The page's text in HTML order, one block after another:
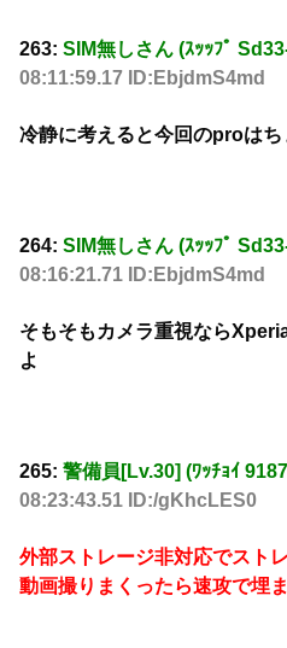
263: SIM無しさん (ｽｯｯﾌﾟ
08:11:59.17 ID:EbjdmS4md
冷静に考えると今回のproは
264: SIM無しさん (ｽｯｯﾌﾟ
08:16:21.71 ID:EbjdmS4md
そもそもカメラ重視なら
よ
265: 警備員[Lv.30] (ﾜｯﾁｮｲ
08:23:43.51 ID:/gKhcLES0
外部ストレージ非対応でスト
動画撮りまくったら速攻で埋